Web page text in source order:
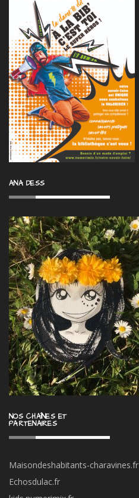
ANA DESS
NOS CHAÎNES ET
PARTENAIRES
Maisondeshabitants-charavines.fr
Echosdulac.fr